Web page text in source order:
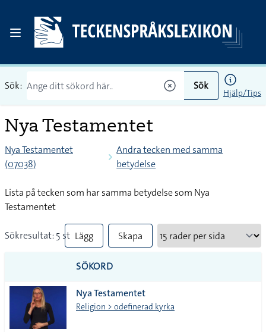
Sök: Sök
Hjälp/Tips
Nya Testamentet
Nya Testamentet
(07038)
Andra tecken med samma
betydelse
Lista på tecken som har samma betydelse som Nya
Testamentet
Sökresultat: 5 st Lägg
till
alla i
lista
Skapa
SÖKORD
Nya Testamentet
Religion > odefinerad kyrka